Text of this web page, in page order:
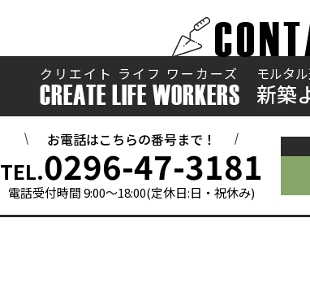
クリエイト ライフ ワーカーズ
CREATE LIFE WORKERS
モルタ
新築
お電話はこちらの番号まで！
TEL.0296-47-3181
電話受付時間 9:00～18:00(定休日:日・祝休み)